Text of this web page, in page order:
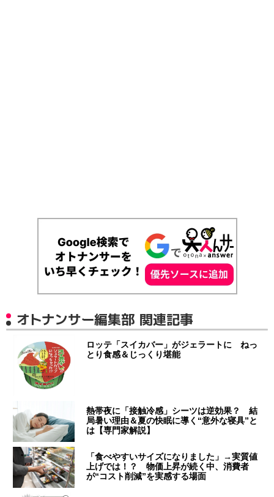
オトナンサー編集部 関連記事
ロッテ「スイカバー」がジェラートに ねっ
とり食感＆じっくり堪能
熱帯夜に「接触冷感」シーツは逆効果？ 結
局暑い理由＆夏の快眠に導く“意外な寝具”と
は【専門家解説】
「食べやすいサイズになりました」→実質値
上げでは！？ 物価上昇が続く中、消費者
が“コスト削減”を実感する場面